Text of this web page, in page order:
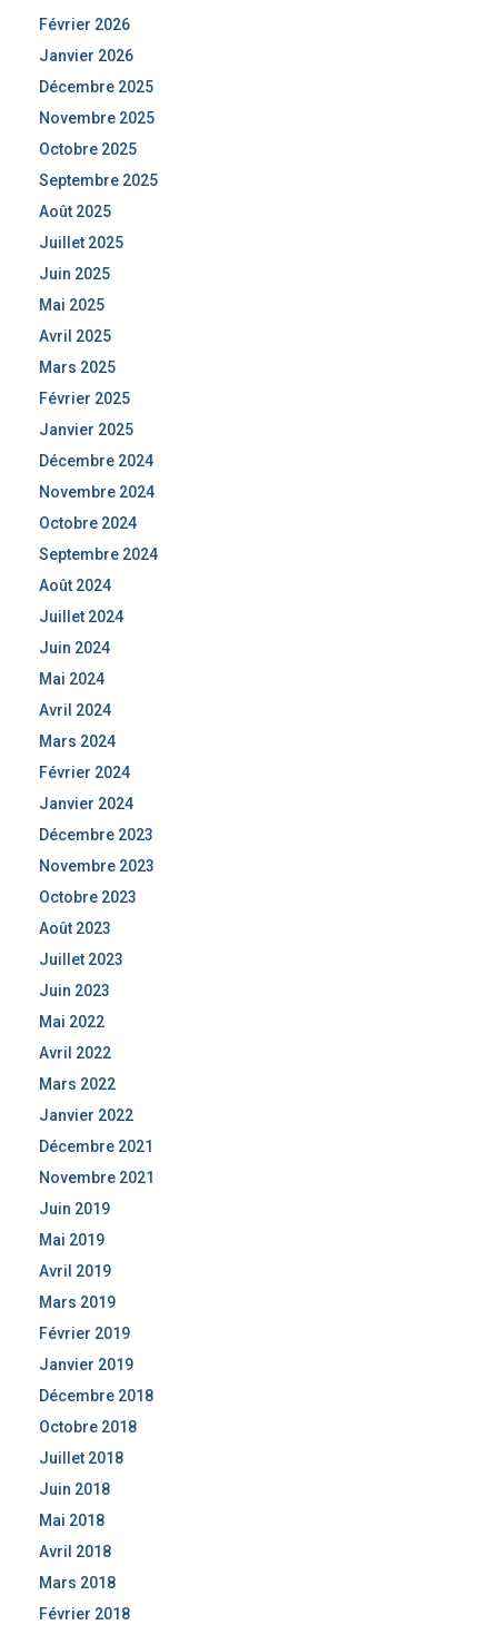
Février 2026
Janvier 2026
Décembre 2025
Novembre 2025
Octobre 2025
Septembre 2025
Août 2025
Juillet 2025
Juin 2025
Mai 2025
Avril 2025
Mars 2025
Février 2025
Janvier 2025
Décembre 2024
Novembre 2024
Octobre 2024
Septembre 2024
Août 2024
Juillet 2024
Juin 2024
Mai 2024
Avril 2024
Mars 2024
Février 2024
Janvier 2024
Décembre 2023
Novembre 2023
Octobre 2023
Août 2023
Juillet 2023
Juin 2023
Mai 2022
Avril 2022
Mars 2022
Janvier 2022
Décembre 2021
Novembre 2021
Juin 2019
Mai 2019
Avril 2019
Mars 2019
Février 2019
Janvier 2019
Décembre 2018
Octobre 2018
Juillet 2018
Juin 2018
Mai 2018
Avril 2018
Mars 2018
Février 2018